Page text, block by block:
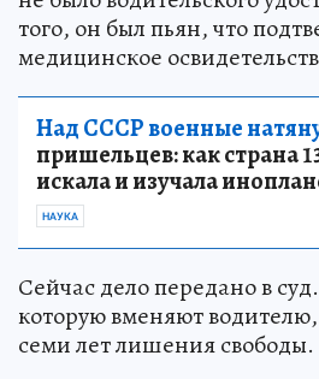
того, он был пьян, что
медицинское
Над СССР военные
пришельцев: как страна
искала и изучала
НАУКА
Сейчас дело передано в
которую вменяют
семи лет лишения свободы.